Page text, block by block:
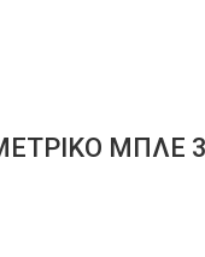
ΜΠΛΕ